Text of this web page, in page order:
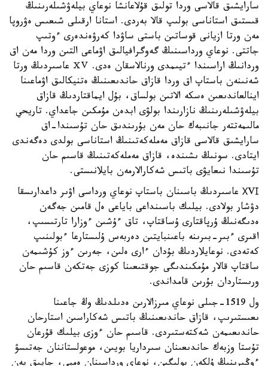
سارايشىق قالاسى وردا تولىق قۇلاعانشا نوعاي بيلەۋشىلەرىنىڭ
قىستىق استاناسى بولىپ قالا بەردى. استانا ارقىلى شىعىس ەۋروپا
مەن ورتا ازيانى قوساتىن باستى ساۋدا كەرۋەندەرى ءوتىپ
جاتتى. نوعاي ورداسىنىڭ گەوگرافيالىق اۋماعى التىن وردا مەن اق
وردانىڭ اراسىندا ءتيىمدى ورنالاسقان ەدى. ⅩⅤ عاسىردىڭ ورتا
شەنىنەن باستاپ اق وردا قازاق حاندىعىنىڭ ەتنيكالىق اۋماعىنا
اينالعاندىعىن ەسكە الاتىن بولساق، بۇل ايماقتاردىڭ قازاق
بيلەۋشىلەرىنىڭ نازارىندا بولۋى ابدەن مۇمكىن جاعداي. تاريحي
مالىمەتتەر جانىبەك حان مەن بۇرىندىق حان تۇسىندا-اق
سارايشىق قالاسى قازاق مەملەكەتىنىڭ استاناسى بولدى دەگەندى
ايتادى. سونىڭ ىشىندە، قازاق مەملەكەتىنىڭ قاسىم حان
تۇسىندا نىعايۋى باتىس شەكارالارمەن بايلانىستى.
ХVІ عاسىردىڭ باسىنان باستاپ نوعاي ورداسى اۋىر داعدارىسقا
دۋشار بولادى. بيلىك باسىنداعى باياعى ەل قامىن جەگەن
ەدىگەنىڭ ۇرپاقتارى ۇساقتاپ، تاق ءۇشىن ءوزارا تارتىسىپ،
اقىرى ءبىر-بىرىنە باعىنبايتىن دەربەس ۇلىستارعا ءبولىنىپ
كەتەدى. نوعايلاردىڭ بۇدان ءارى ەلىن، جەرىن ءوز كۇشىمەن
ساقتاپ قالار مۇمكىندىگى جوقتىعىنا كوزى جەتكەن قاسىم حان
ورىستاردان بۇرىن قامداندى.
ول 1519-جىلى نوعاي مىرزالارىن ەدىلدىڭ وڭ جاعىنا
ىعىستىرىپ، قازاق حاندىعىنىڭ باتىس شەكاراسىن استارحان
حاندىعىمەن شەكتەستىردى. قاسىم حان ءوزى بيلىك قۇرعان
تۇستا وزبەك حاندىعىنان سىرداريا بويىن، موعولستاننان جەتىسۋ